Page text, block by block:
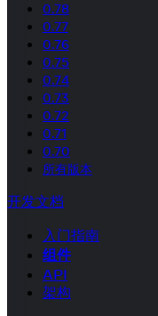
0.78
0.77
0.76
0.75
0.74
0.73
0.72
0.71
0.70
所有版本
开发文档
入门指南
组件
API
架构